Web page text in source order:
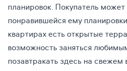
планировок. Покупатель
понравившейся ему
квартирах есть открытые
возможность заняться
позавтракать здесь на свежем